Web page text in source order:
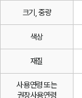
크기, 중량
색상
재질
사용연령 또는
권장사용연령